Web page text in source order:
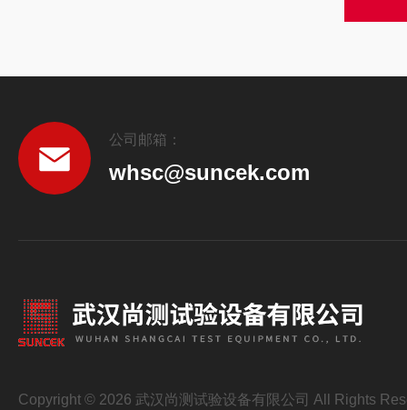
公司邮箱：
whsc@suncek.com
Copyright © 2026 武汉尚测试验设备有限公司 All Rights